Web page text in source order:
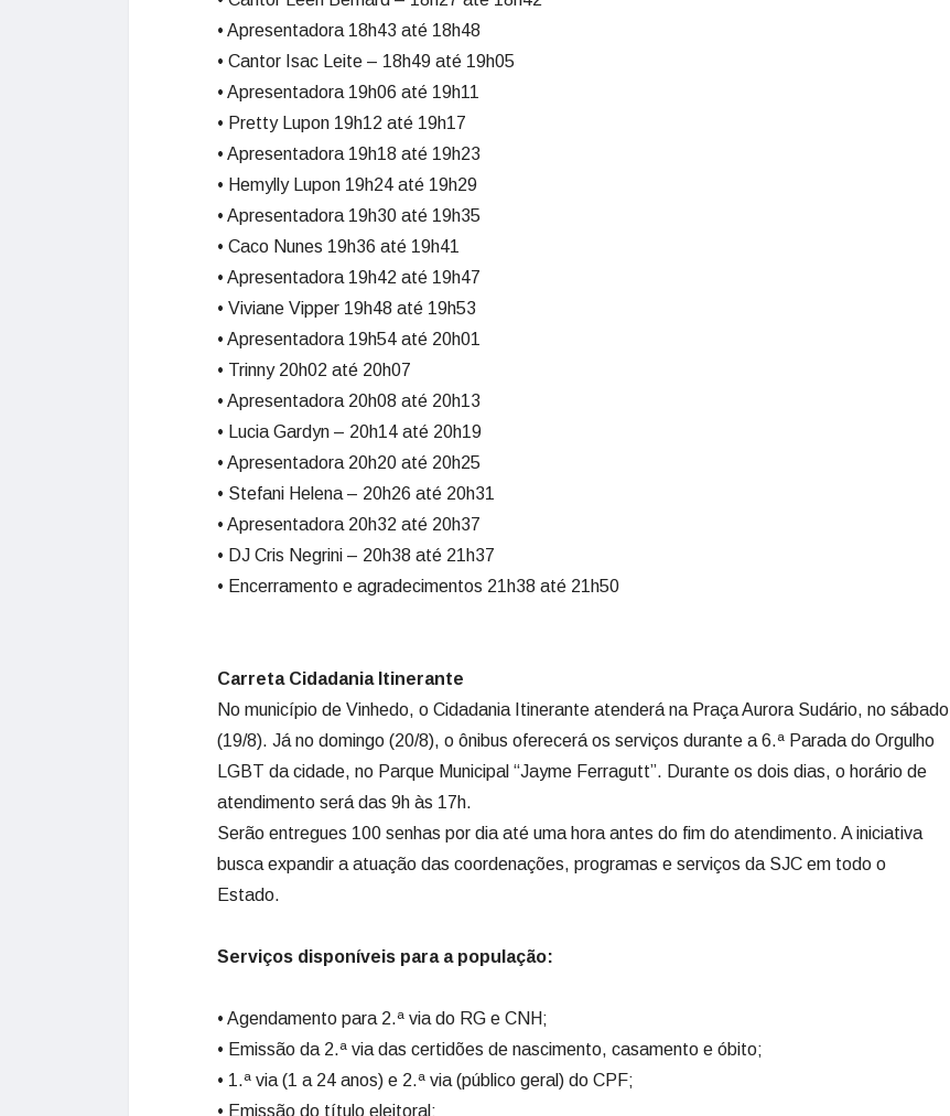
• Apresentadora 18h43 até 18h48
• Cantor Isac Leite – 18h49 até 19h05
• Apresentadora 19h06 até 19h11
• Pretty Lupon 19h12 até 19h17
• Apresentadora 19h18 até 19h23
• Hemylly Lupon 19h24 até 19h29
• Apresentadora 19h30 até 19h35
• Caco Nunes 19h36 até 19h41
• Apresentadora 19h42 até 19h47
• Viviane Vipper 19h48 até 19h53
• Apresentadora 19h54 até 20h01
• Trinny 20h02 até 20h07
• Apresentadora 20h08 até 20h13
• Lucia Gardyn – 20h14 até 20h19
• Apresentadora 20h20 até 20h25
• Stefani Helena – 20h26 até 20h31
• Apresentadora 20h32 até 20h37
• DJ Cris Negrini – 20h38 até 21h37
• Encerramento e agradecimentos 21h38 até 21h50
Carreta Cidadania Itinerante
No município de Vinhedo, o Cidadania Itinerante atenderá na Praça Aurora Sudário, no sábado
(19/8). Já no domingo (20/8), o ônibus oferecerá os serviços durante a 6.ª Parada do Orgulho
LGBT da cidade, no Parque Municipal “Jayme Ferragutt”. Durante os dois dias, o horário de
atendimento será das 9h às 17h.
Serão entregues 100 senhas por dia até uma hora antes do fim do atendimento. A iniciativa
busca expandir a atuação das coordenações, programas e serviços da SJC em todo o
Estado.
Serviços disponíveis para a população:
• Agendamento para 2.ª via do RG e CNH;
• Emissão da 2.ª via das certidões de nascimento, casamento e óbito;
• 1.ª via (1 a 24 anos) e 2.ª via (público geral) do CPF;
• Emissão do título eleitoral;